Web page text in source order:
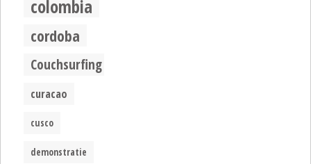
colombia
cordoba
Couchsurfing
curacao
cusco
demonstratie